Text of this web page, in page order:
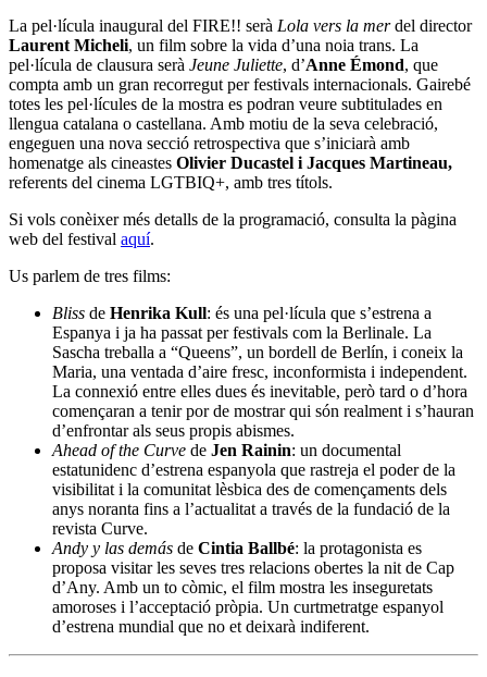
La pel·lícula inaugural del FIRE!! serà Lola vers la merdel director
Laurent Micheli, un film sobre la vida d’una noia trans. La
pel·lícula de clausura serà Jeune Juliette, d’Anne Émond, que
compta amb un gran recorregut per festivals internacionals. Gairebé
totes les pel·lícules de la mostra es podran veure subtitulades en
llengua catalana o castellana. Amb motiu de la seva celebració,
engeguen una nova secció retrospectiva que s’iniciarà amb
homenatge als cineastes Olivier Ducastel i Jacques Martineau,
referents del cinema LGTBIQ+, amb tres títols.
Si vols conèixer més detalls de la programació, consulta la pàgina
web del festival aquí.
Us parlem de tres films:
Bliss de Henrika Kull: és una pel·lícula que s’estrena a
Espanya i ja ha passat per festivals com la Berlinale. La
Sascha treballa a “Queens”, un bordell de Berlín, i coneix la
Maria, una ventada d’aire fresc, inconformista i independent.
La connexió entre elles dues és inevitable, però tard o d’hora
començaran a tenir por de mostrar qui són realment i s’hauran
d’enfrontar als seus propis abismes.
Ahead of the Curve de Jen Rainin: un documental
estatunidenc d’estrena espanyola que rastreja el poder de la
visibilitat i la comunitat lèsbica des de començaments dels
anys noranta fins a l’actualitat a través de la fundació de la
revista Curve.
Andy y las demás de Cintia Ballbé: la protagonista es
proposa visitar les seves tres relacions obertes la nit de Cap
d’Any. Amb un to còmic, el film mostra les inseguretats
amoroses i l’acceptació pròpia. Un curtmetratge espanyol
d’estrena mundial que no et deixarà indiferent.